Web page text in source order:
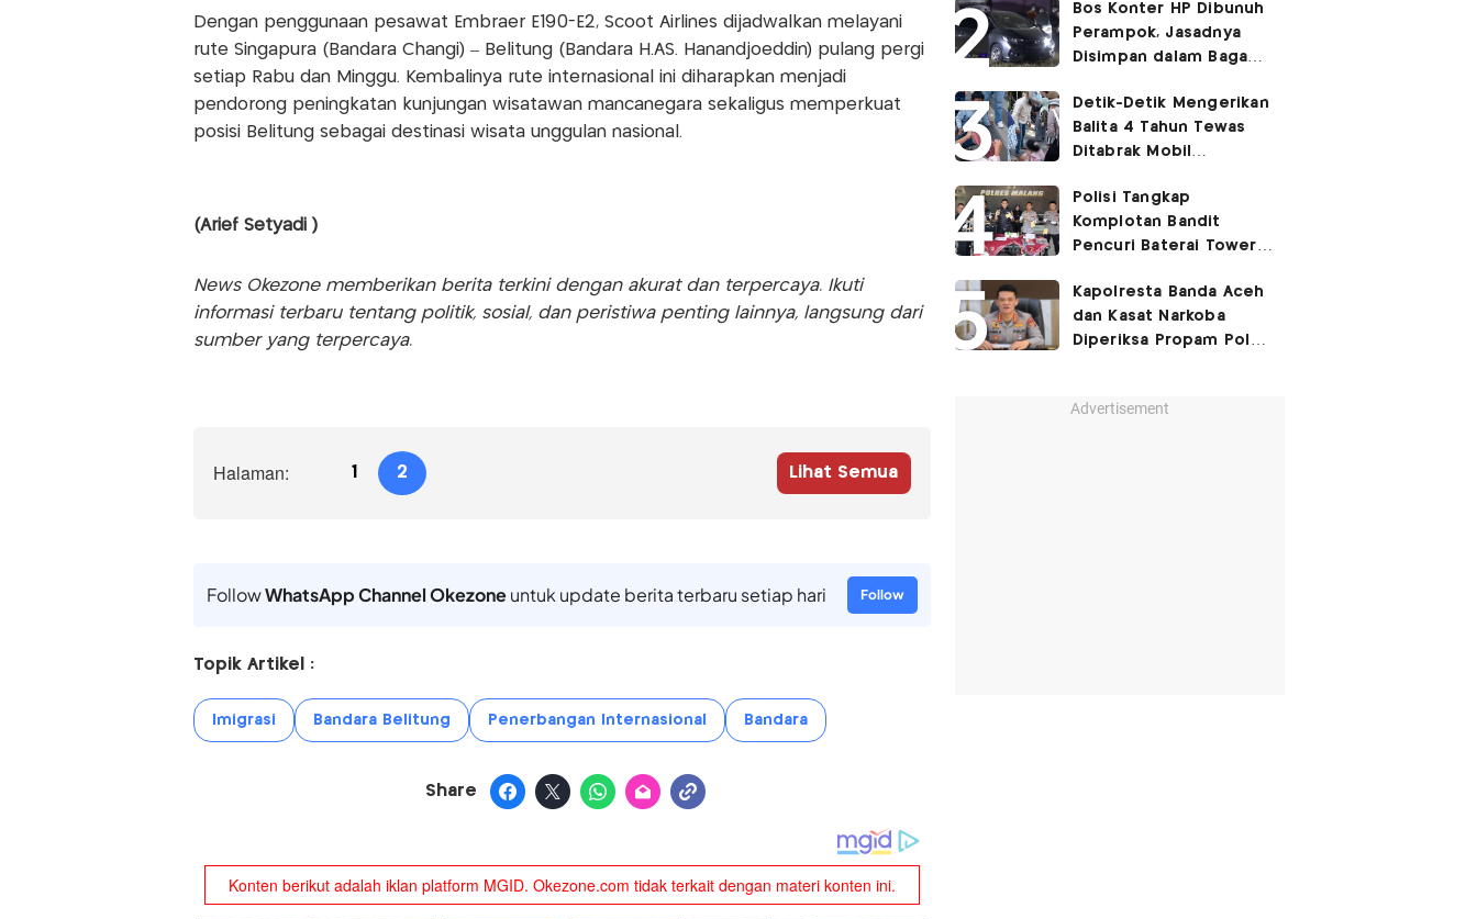
Dengan penggunaan pesawat Embraer E190-E2, Scoot Airlines dijadwalkan melayani
rute Singapura (Bandara Changi) – Belitung (Bandara H.AS. Hanandjoeddin) pulang pergi
setiap Rabu dan Minggu. Kembalinya rute internasional ini diharapkan menjadi
pendorong peningkatan kunjungan wisatawan mancanegara sekaligus memperkuat
posisi Belitung sebagai destinasi wisata unggulan nasional.
(Arief Setyadi )
News Okezone memberikan berita terkini dengan akurat dan terpercaya. Ikuti
informasi terbaru tentang politik, sosial, dan peristiwa penting lainnya, langsung dari
sumber yang terpercaya.
Halaman: 1 2 Lihat Semua
FollowWhatsApp Channel Okezoneuntuk update berita terbaru setiap hari Follow
Topik Artikel :
Imigrasi Bandara Belitung Penerbangan Internasional Bandara
Share
Bos Konter HP Dibunuh
Perampok, Jasadnya
Disimpan dalam Bagasi
Detik-Detik Mengerikan
Balita 4 Tahun Tewas
Ditabrak Mobil
Polisi Tangkap
Komplotan Bandit
Pencuri Baterai Tower,
Juta
Kapolresta Banda Aceh
dan Kasat Narkoba
Diperiksa Propam Polri,
Advertisement